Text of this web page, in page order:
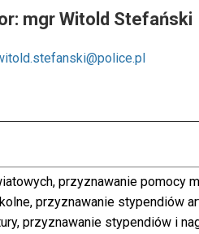
mgr Witold Stefański
przyznawanie pomocy
przyznawanie stypendiów
przyznawanie stypendiów i